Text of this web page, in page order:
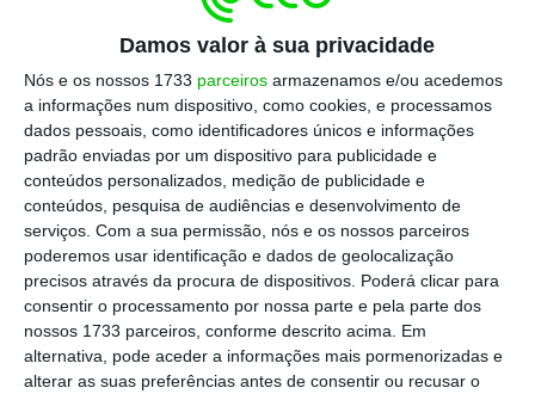
Damos valor à sua privacidade
Nós e os nossos 1733 parceiros armazenamos e/ou acedemos
a informações num dispositivo, como cookies, e processamos
dados pessoais, como identificadores únicos e informações
padrão enviadas por um dispositivo para publicidade e
conteúdos personalizados, medição de publicidade e
conteúdos, pesquisa de audiências e desenvolvimento de
serviços. Com a sua permissão, nós e os nossos parceiros
poderemos usar identificação e dados de geolocalização
precisos através da procura de dispositivos. Poderá clicar para
consentir o processamento por nossa parte e pela parte dos
nossos 1733 parceiros, conforme descrito acima. Em
alternativa, pode aceder a informações mais pormenorizadas e
alterar as suas preferências antes de consentir ou recusar o
Para além da segunda maior taxa de
licenciados em engenharia,Portugal é o
principal produtor de bicicletas na UE, o maior
exportador de azeitonas e detém a quarta
maior frota pesqueira (7.700 embarcações).
Relativamente ao conjunto dos 27 Estados-
membros, o peso relativo de Portugal na área
da UE é de 2,2% (92.200 km2), o de população
é de 2,3% (dez milhões de habitantes) e o do
Produto Interno Bruto (PIB) de 1,5%.